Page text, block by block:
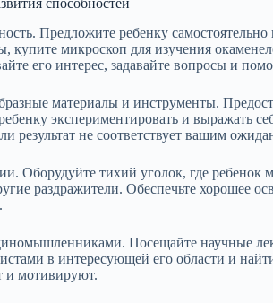
Предложите ребенку
купите микроскоп для изучения
его интерес, задавайте вопросы и
материалы и инструменты.
экспериментировать и выражать
результат не соответствует вашим
Оборудуйте тихий уголок, где ребенок
раздражители. Обеспечьте хорошее
Посещайте научные
в интересующей его области и
и мотивируют.